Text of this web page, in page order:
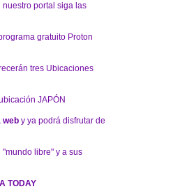
portal siga las
gratuito Proton
tres Ubicaciones
JAPÓN
web y ya podrá disfrutar de
libre" y a sus
TODAY